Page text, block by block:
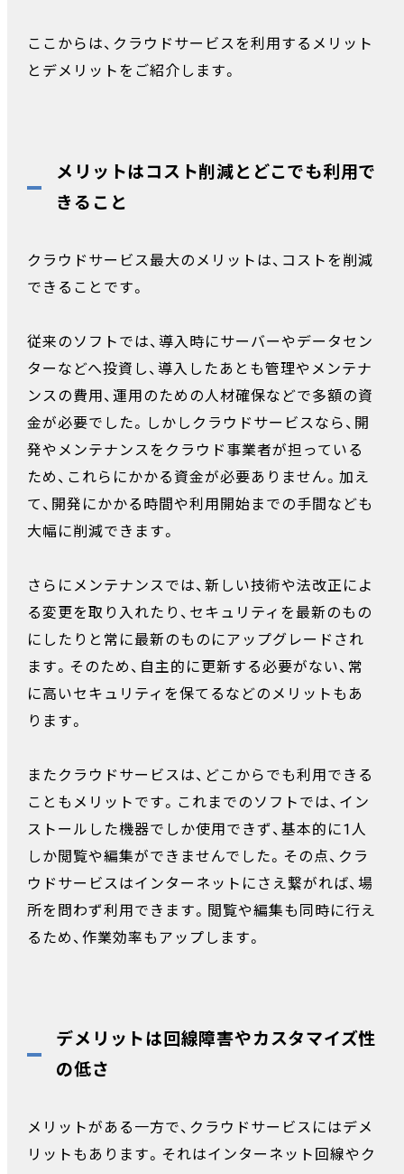
ここからは、クラウドサービスを利用するメリット
とデメリットをご紹介します。
メリットはコスト削減とどこでも利用で
きること
クラウドサービス最大のメリットは、コストを削減
できることです。
従来のソフトでは、導入時にサーバーやデータセン
ターなどへ投資し、導入したあとも管理やメンテナ
ンスの費用、運用のための人材確保などで多額の資
金が必要でした。しかしクラウドサービスなら、開
発やメンテナンスをクラウド事業者が担っている
ため、これらにかかる資金が必要ありません。加え
て、開発にかかる時間や利用開始までの手間なども
大幅に削減できます。
さらにメンテナンスでは、新しい技術や法改正によ
る変更を取り入れたり、セキュリティを最新のもの
にしたりと常に最新のものにアップグレードされ
ます。そのため、自主的に更新する必要がない、常
に高いセキュリティを保てるなどのメリットもあ
ります。
またクラウドサービスは、どこからでも利用できる
こともメリットです。これまでのソフトでは、イン
ストールした機器でしか使用できず、基本的に1人
しか閲覧や編集ができませんでした。その点、クラ
ウドサービスはインターネットにさえ繋がれば、場
所を問わず利用できます。閲覧や編集も同時に行え
るため、作業効率もアップします。
デメリットは回線障害やカスタマイズ性
の低さ
メリットがある一方で、クラウドサービスにはデメ
リットもあります。それはインターネット回線やク